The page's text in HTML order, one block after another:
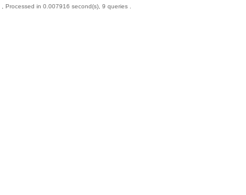
, Processed in 0.007916 second(s), 9 queries .